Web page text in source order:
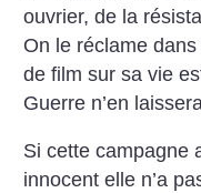
ouvrier, de la
On le réclame
de film sur sa vie
Guerre n’en
Si cette campagne
innocent elle n’a